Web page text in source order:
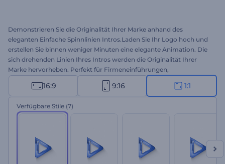
Demonstrieren Sie die Originalität Ihrer Marke anhand des
eleganten Einfache Spinnlinien Intros.Laden Sie Ihr Logo hoch und
erstellen Sie binnen weniger Minuten eine elegante Animation. Die
sich drehenden Linien Ihres Intros werden die Originalität Ihrer
Marke hervorheben. Perfekt für Firmeneinführungen,
Präsentationseröffnungen, TV-Spots und viele andere Projekte.
Testen Sie diese Vorlage jetzt!
16:9 9:16 1:1
Verfügbare Stile (7)